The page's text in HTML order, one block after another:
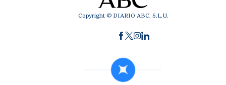
Copyright © DIARIO ABC, S.L.U.